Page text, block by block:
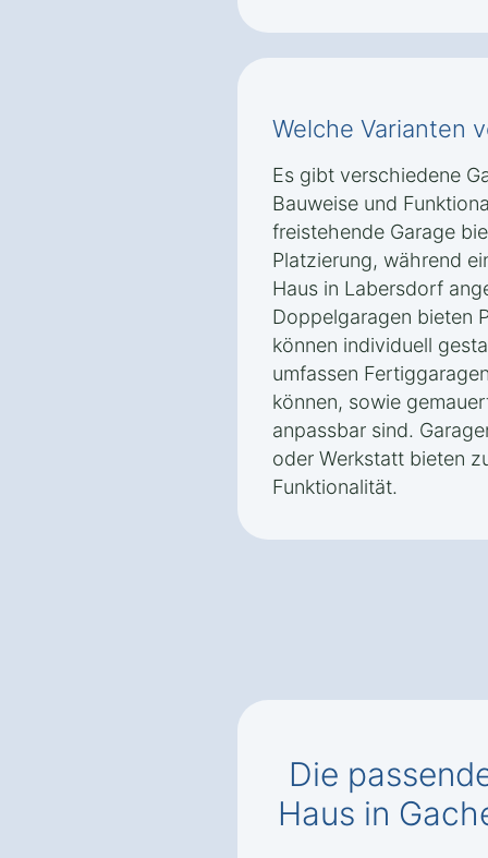
Welche Varianten
Es gibt verschiedene
Bauweise und
freistehende Garage
Platzierung, während
Haus in Labersdorf
Doppelgaragen bieten
können individuell
umfassen
können, sowie
anpassbar sind.
oder Werkstatt bieten
Funktionalität.
Die
Haus in